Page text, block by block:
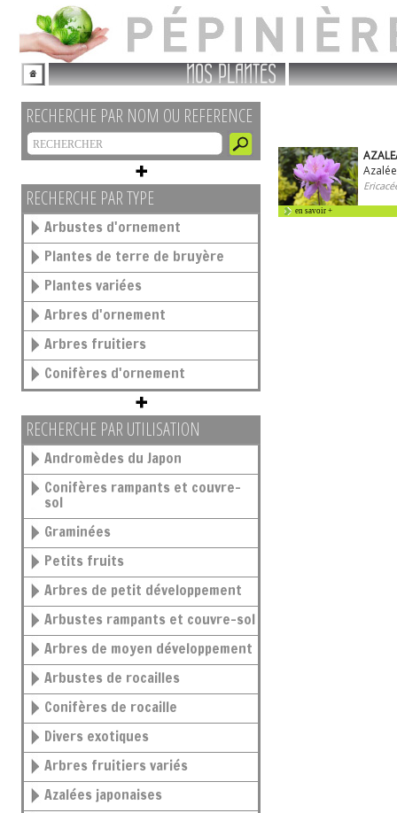
NOS PLANTES
RECHERCHE PAR NOM OU REFERENCE
RECHERCHE PAR TYPE
Arbustes d'ornement
Plantes de terre de bruyère
Plantes variées
Arbres d'ornement
Arbres fruitiers
Conifères d'ornement
RECHERCHE PAR UTILISATION
Andromèdes du Japon
Conifères rampants et couvre-
sol
Graminées
Petits fruits
Arbres de petit développement
Arbustes rampants et couvre-sol
Arbres de moyen développement
Arbustes de rocailles
Conifères de rocaille
Divers exotiques
Arbres fruitiers variés
Azalées japonaises
en savoir +